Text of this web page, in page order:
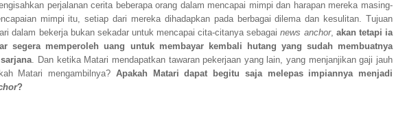
perjalanan cerita beberapa orang dalam mencapai mimpi dan harapan mereka masing-
mimpi itu, setiap dari mereka dihadapkan pada berbagai dilema dan kesulitan. Tujuan
dalam bekerja bukan sekadar untuk mencapai cita-citanya sebagai news anchor, akan tetapi ia
segera memperoleh uang untuk membayar kembali hutang yang sudah membuatnya
. Dan ketika Matari mendapatkan tawaran pekerjaan yang lain, yang menjanjikan gaji jauh
Matari mengambilnya? Apakah Matari dapat begitu saja melepas impiannya menjadi
?